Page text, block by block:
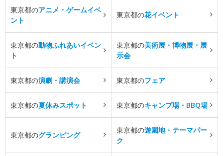
東京都のアニメ・ゲームイベ
ント
東京都の花イベント
東京都の動物ふれあいイベン
ト
東京都の美術展・博物展・展
示会
東京都の演劇・講演会 東京都のフェア
東京都の夏休みスポット 東京都のキャンプ場・BBQ場
東京都のグランピング
東京都の遊園地・テーマパー
ク